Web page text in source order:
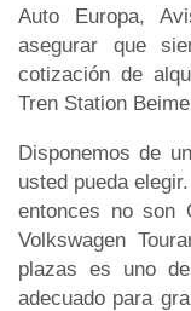
Auto Europa,
asegurar que
cotización de
Tren Station
Disponemos de
usted pueda
entonces no son
Volkswagen
plazas es uno
adecuado para